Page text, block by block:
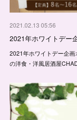
2021.02.13 05:56
2021年ホワイトデー
2021年ホワイトデー企
の洋食・洋風居酒屋